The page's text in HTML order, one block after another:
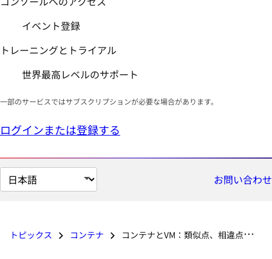
イベント登録
トレーニングとトライアル
世界最高レベルのサポート
一部のサービスではサブスクリプションが必要な場合があります。
ログインまたは登録する
ペ
ー
お問い合わせ
トピックス コンテナ コンテナとVM：類似点、相違点、および併用アプローチ